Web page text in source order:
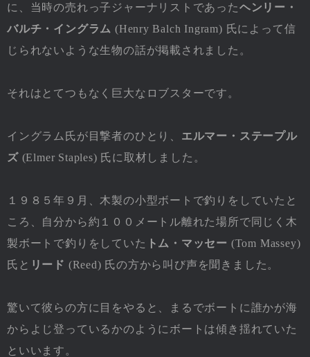
に、当時の売れっ子ジャーナリストであったヘンリー・
バルチ・イングラム (Henry Balch Ingram) 氏によって信
じられないような生物の話が掲載されました。
それはとてつもなく巨大なロブスターです。
イングラム氏が目撃者のひとり、 エルマー・ステープル
ズ(Elmer Staples) 氏に取材しました。
１９８５年９月、木製の小型ボートで釣りをしていたと
ころ、自分から約１００メートル離れた場所で同じく木
製ボートで釣りをしていた
トム・マッセー (Tom Massey)
氏と リード (Reed) 氏の方から叫び声を聞きました。
驚いて彼らの方に目をやると、まるでボートに誰かが海
からよじ登っているかのようにボートは傾き揺れていた
といいます。